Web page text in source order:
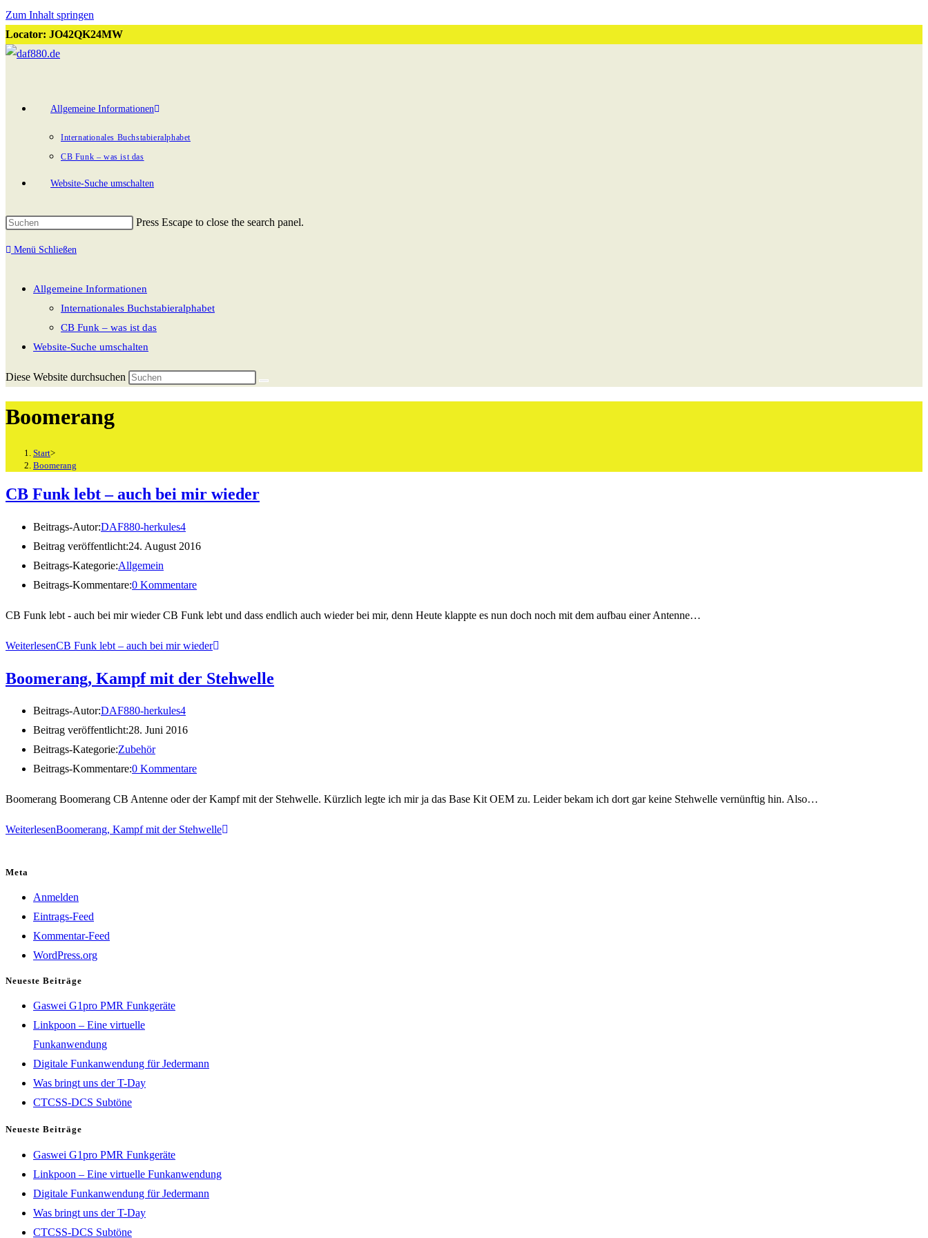
Zum Inhalt springen
Locator: JO42QK24MW
Allgemeine Informationen
Internationales Buchstabieralphabet
CB Funk – was ist das
Website-Suche umschalten
Press Escape to close the search panel.
Menü Schließen
Allgemeine Informationen
Internationales Buchstabieralphabet
CB Funk – was ist das
Website-Suche umschalten
Diese Website durchsuchen
Boomerang
Start>
Boomerang
CB Funk lebt – auch bei mir wieder
Beitrags-Autor:DAF880-herkules4
Beitrag veröffentlicht:24. August 2016
Beitrags-Kategorie:Allgemein
Beitrags-Kommentare:0 Kommentare
CB Funk lebt - auch bei mir wieder CB Funk lebt und dass endlich auch wieder bei mir, denn Heute klappte es nun doch noch mit dem aufbau einer Antenne…
WeiterlesenCB Funk lebt – auch bei mir wieder
Boomerang, Kampf mit der Stehwelle
Beitrags-Autor:DAF880-herkules4
Beitrag veröffentlicht:28. Juni 2016
Beitrags-Kategorie:Zubehör
Beitrags-Kommentare:0 Kommentare
Boomerang Boomerang CB Antenne oder der Kampf mit der Stehwelle. Kürzlich legte ich mir ja das Base Kit OEM zu. Leider bekam ich dort gar keine Stehwelle vernünftig hin. Also…
WeiterlesenBoomerang, Kampf mit der Stehwelle
Meta
Anmelden
Eintrags-Feed
Kommentar-Feed
WordPress.org
Neueste Beiträge
Gaswei G1pro PMR Funkgeräte
Linkpoon – Eine virtuelle
Funkanwendung
Digitale Funkanwendung für Jedermann
Was bringt uns der T-Day
CTCSS-DCS Subtöne
Neueste Beiträge
Gaswei G1pro PMR Funkgeräte
Linkpoon – Eine virtuelle Funkanwendung
Digitale Funkanwendung für Jedermann
Was bringt uns der T-Day
CTCSS-DCS Subtöne